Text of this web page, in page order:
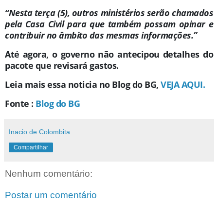
“Nesta terça (5), outros ministérios serão chamados
pela Casa Civil para que também possam opinar e
contribuir no âmbito das mesmas informações.”
Até agora, o governo não antecipou detalhes do
pacote que revisará gastos.
Leia mais essa noticia no Blog do BG, VEJA AQUI.
Fonte : Blog do BG
Inacio de Colombita
Compartilhar
Nenhum comentário:
Postar um comentário